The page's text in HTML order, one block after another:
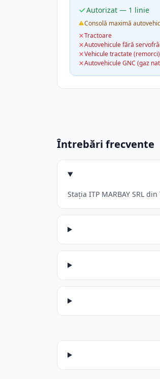
Autorizat — 1 linie
Consolă maximă
Tractoare
Autovehicule fără
Vehicule tractate (remorci)
Autovehicule GNC (gaz
Întrebări frecvente
Stația ITP MARBAY SRL